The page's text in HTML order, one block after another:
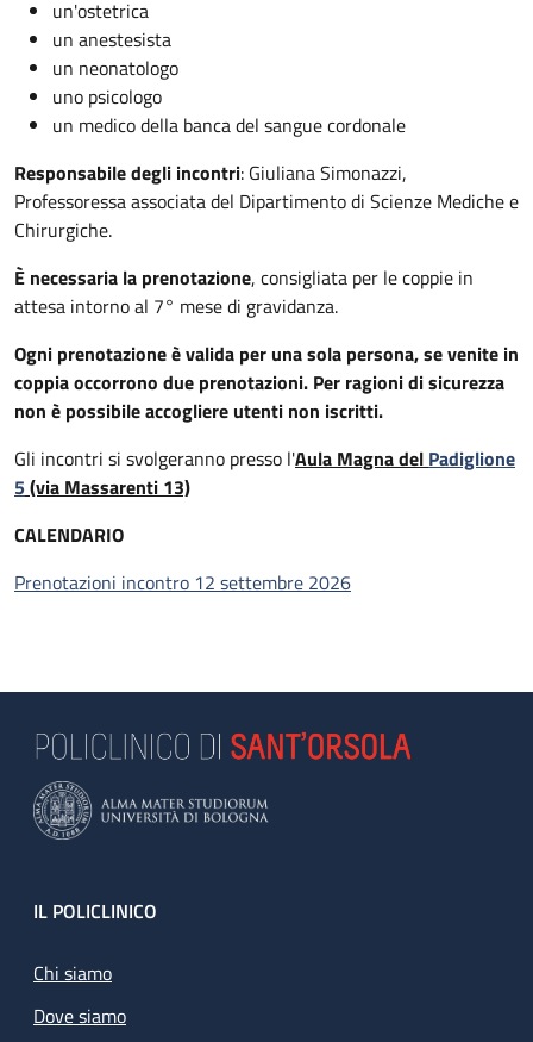
un'ostetrica
un anestesista
un neonatologo
uno psicologo
un medico della banca del sangue cordonale
Responsabile degli incontri: Giuliana Simonazzi,
Professoressa associata del Dipartimento di Scienze Mediche e
Chirurgiche.
È necessaria la prenotazione, consigliata per le coppie in
attesa intorno al 7° mese di gravidanza.
Ogni prenotazione è valida per una sola persona, se venite in
coppia occorrono due prenotazioni. Per ragioni di sicurezza
non è possibile accogliere utenti non iscritti.
Gli incontri si svolgeranno presso l'Aula Magna del Padiglione
5(via Massarenti 13)
CALENDARIO
Prenotazioni incontro 12 settembre 2026
Footer
IL POLICLINICO
Chi siamo
Dove siamo